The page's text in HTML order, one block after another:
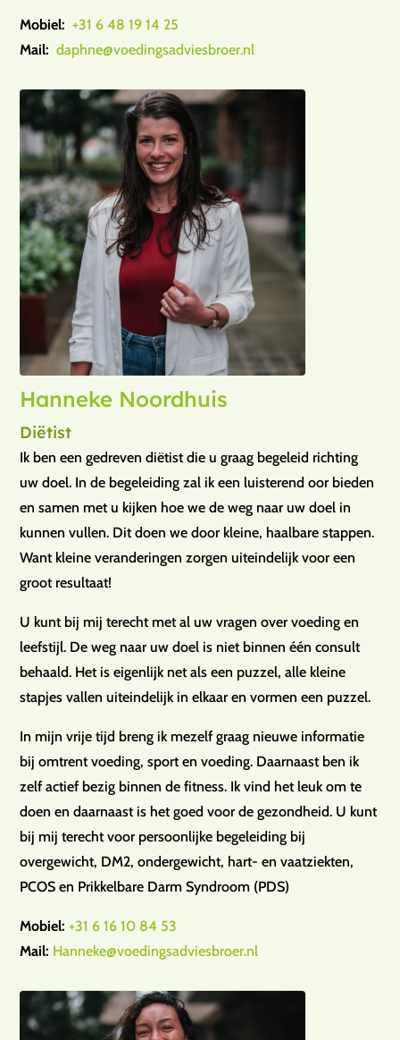
Mobiel: +31 6 48 19 14 25
Mail: daphne@voedingsadviesbroer.nl
Hanneke Noordhuis
Diëtist
Ik ben een gedreven diëtist die u graag begeleid richting
uw doel. In de begeleiding zal ik een luisterend oor bieden
en samen met u kijken hoe we de weg naar uw doel in
kunnen vullen. Dit doen we door kleine, haalbare stappen.
Want kleine veranderingen zorgen uiteindelijk voor een
groot resultaat!
U kunt bij mij terecht met al uw vragen over voeding en
leefstijl. De weg naar uw doel is niet binnen één consult
behaald. Het is eigenlijk net als een puzzel, alle kleine
stapjes vallen uiteindelijk in elkaar en vormen een puzzel.
In mijn vrije tijd breng ik mezelf graag nieuwe informatie
bij omtrent voeding, sport en voeding. Daarnaast ben ik
zelf actief bezig binnen de fitness. Ik vind het leuk om te
doen en daarnaast is het goed voor de gezondheid. U kunt
bij mij terecht voor persoonlijke begeleiding bij
overgewicht, DM2, ondergewicht, hart- en vaatziekten,
PCOS en Prikkelbare Darm Syndroom (PDS)
Mobiel:+31 6 16 10 84 53
Mail: Hanneke@voedingsadviesbroer.nl